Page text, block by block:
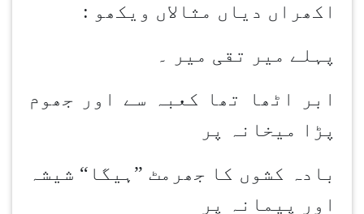
اکھراں دیاں مثالاں ویکھو :
پہلے میر تقی میر ۔
ابر اٹھا تھا کعبہ سے اور جھوم
پڑا میخانہ پر
بادہ کشوں کا جھرمٹ ”ہیگا“ شیشہ
اور پیمانہ پر